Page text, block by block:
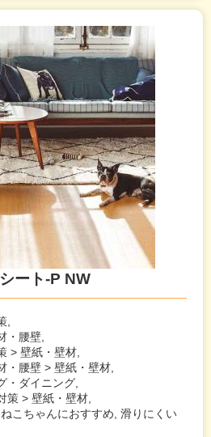
ート-P NW
,
・腰壁,
> 壁紙・壁材,
・腰壁 > 壁紙・壁材,
・ダイニング,
策 > 壁紙・壁材,
こちゃんにおすすめ, 滑りにくい